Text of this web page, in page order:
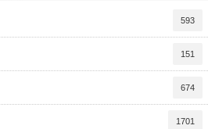
593
151
674
1701